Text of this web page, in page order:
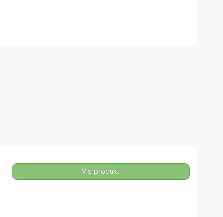
Vis produkt